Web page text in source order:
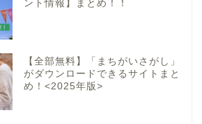
ント情報】まとめ！！
【全部無料】「まちがいさがし」
がダウンロードできるサイトまと
め！<2025年版>